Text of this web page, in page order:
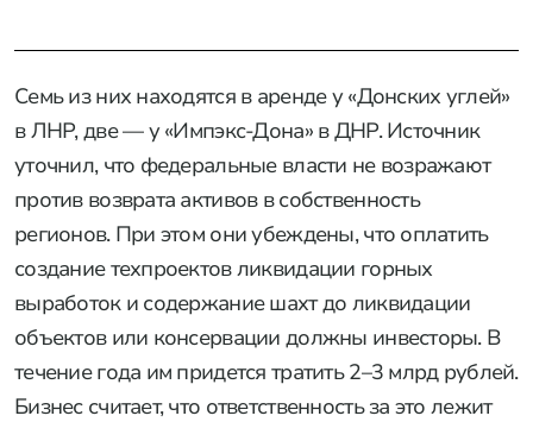
Семь из них находятся в аренде у «Донских углей»
в ЛНР, две — у «Импэкс-Дона» в ДНР. Источник
уточнил, что федеральные власти не возражают
против возврата активов в собственность
регионов. При этом они убеждены, что оплатить
создание техпроектов ликвидации горных
выработок и содержание шахт до ликвидации
объектов или консервации должны инвесторы. В
течение года им придется тратить 2–3 млрд рублей.
Бизнес считает, что ответственность за это лежит